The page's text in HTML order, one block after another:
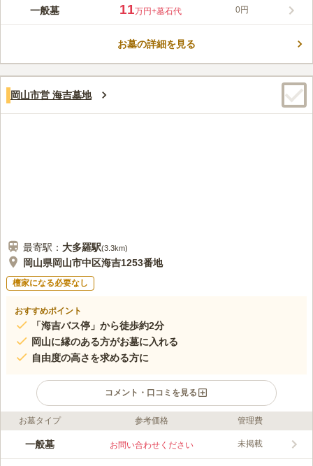
「岡山市斎場」のほど近くにある市営墓地です。 周囲にはお墓
る場所です。 宗教不問で受け入れを行っているので、無宗教の
口コミ評価
みんなの評価
特に近場にはお店は多くないですが、中心市街地には車で10分ほ
一般墓 11万円+墓石代 0円
お墓の詳細を見る
岡山市営 海吉墓地
最寄駅： 大多羅駅(3.3km)
岡山県岡山市中区海吉1253番地
檀家になる必要なし
おすすめポイント
「海吉バス停」から徒歩約2分
岡山に縁のある方がお墓に入れる
自由度の高さを求める方に
コメント・口コミを見る
ライフドット編集部のコメント
美しい紅葉の名所として知られる市営墓地です。 四季の移ろい
お墓タイプ 参考価格 管理費
一般墓 お問い合わせください 未掲載